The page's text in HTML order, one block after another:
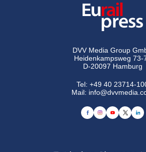
DVV Media Group
Heidenkampsweg 73-
D-20097 Hamburg
Tel:+49 40 23714-
Mail: